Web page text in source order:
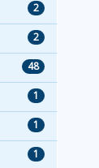
2
2
48
1
1
1